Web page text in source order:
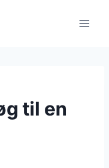
til en